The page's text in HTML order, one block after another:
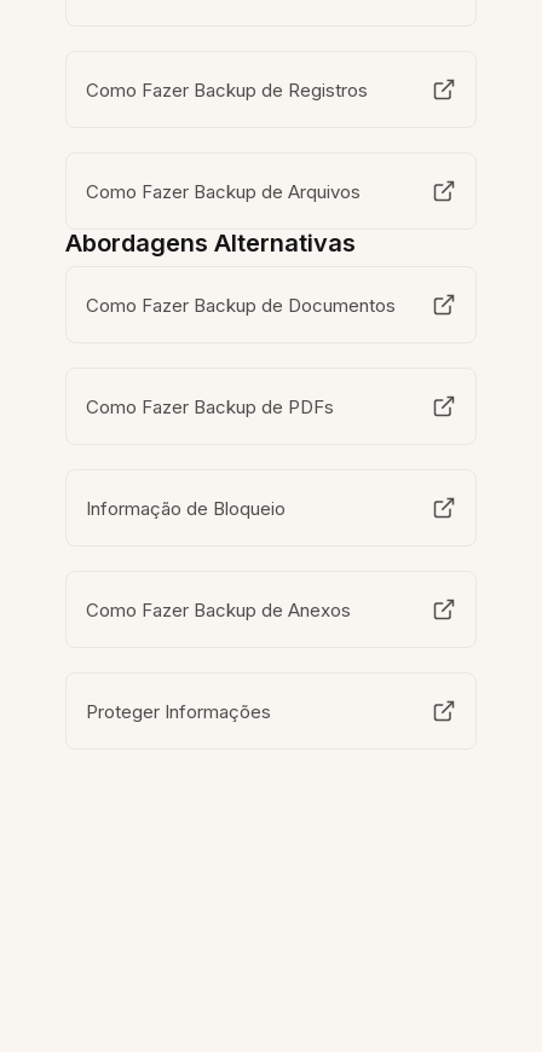
Como Fazer Backup de Registros
Como Fazer Backup de Arquivos
Abordagens Alternativas
Como Fazer Backup de Documentos
Como Fazer Backup de PDFs
Informação de Bloqueio
Como Fazer Backup de Anexos
Proteger Informações